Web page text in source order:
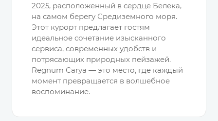
2025, расположенный в сердце Белека,
на самом берегу Средиземного моря.
Этот курорт предлагает гостям
идеальное сочетание изысканного
сервиса, современных удобств и
потрясающих природных пейзажей.
Regnum Carya — это место, где каждый
момент превращается в волшебное
воспоминание.